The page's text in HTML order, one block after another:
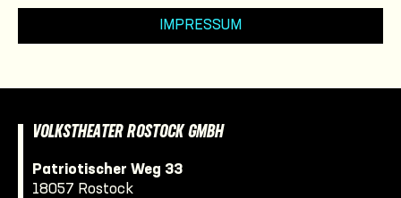
IMPRESSUM
VOLKSTHEATER ROSTOCK GMBH
Patriotischer Weg 33
18057 Rostock